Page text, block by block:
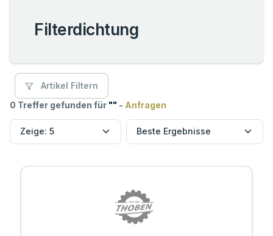
Filterdichtung
Artikel Filtern
0 Treffer gefunden für "" - Anfragen